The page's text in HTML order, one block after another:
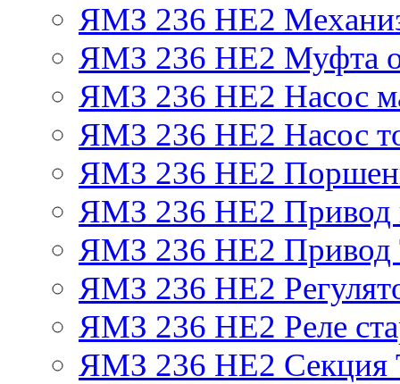
ЯМЗ 236 НЕ2
ЯМЗ 236 НЕ2 Муфта
ЯМЗ 236 НЕ2 Насос
ЯМЗ 236 НЕ2 Насос
ЯМЗ 236 НЕ2
ЯМЗ 236 НЕ2 Привод
ЯМЗ 236 НЕ2
ЯМЗ 236 НЕ2
ЯМЗ 236 НЕ2 Реле
ЯМЗ 236 НЕ2